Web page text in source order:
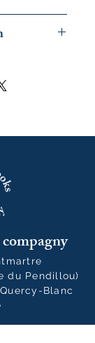
du Pendillou)
Blanc